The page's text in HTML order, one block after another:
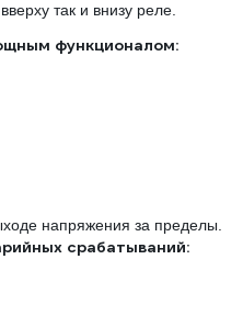
так и внизу реле.
функционалом:
напряжения за пределы.
срабатываний: